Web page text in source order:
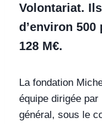
Volontariat.
d’environ
128 M€.
La fondation
équipe dirigée
général, sous le